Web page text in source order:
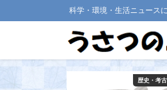
科学・環境・生活ニュース
歴史・考